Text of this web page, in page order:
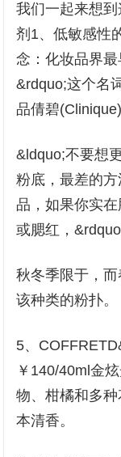
我们一起来想
剂1、低敏感性
念：化妆品界
&rdquo;这个名
品倩碧
&ldquo;不要想
粉底，最差的
品，如果你实
或腮红，
秋冬季限于，
该种类的粉扑。
5、
￥140/40ml金
物、柑橘和多
本清香。